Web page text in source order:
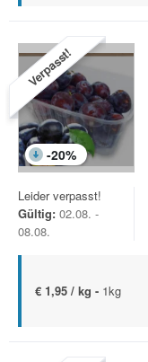
Verpasst!
-20%
Leider verpasst!
Gültig: 02.08. -
08.08.
€ 1,95 / kg - 1kg